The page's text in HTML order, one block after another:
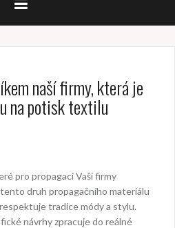
naší firmy, která je
na potisk textilu
pro propagaci Vaší firmy
druh propagačního materiálu
tradice módy a stylu.
návrhy zpracuje do reálné